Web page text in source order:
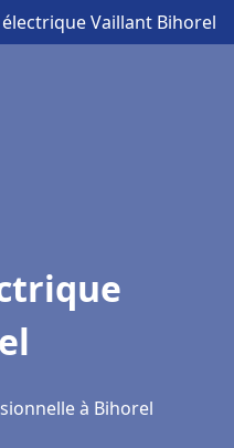
Vaillant Bihorel
à Bihorel